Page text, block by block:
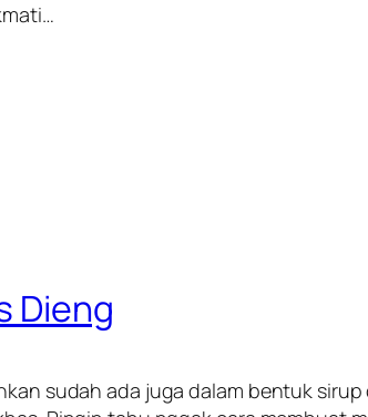
Dieng
sudah ada juga dalam bentuk